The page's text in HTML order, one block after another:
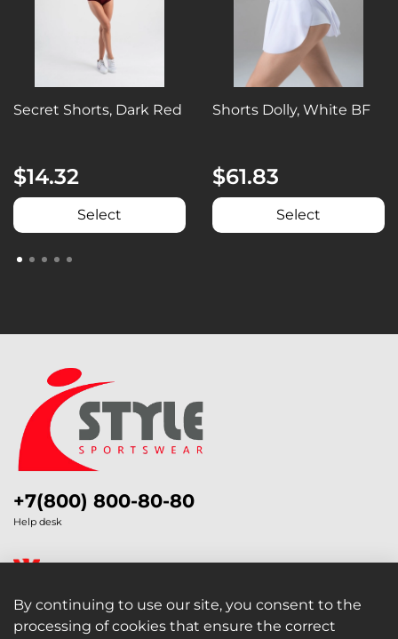
Secret Shorts, Dark Red
$14.32
Select
Shorts Dolly, White BF
$61.83
Select
+7(800) 800-80-80
Help desk
By continuing to use our site, you consent to the
processing of cookies that ensure the correct